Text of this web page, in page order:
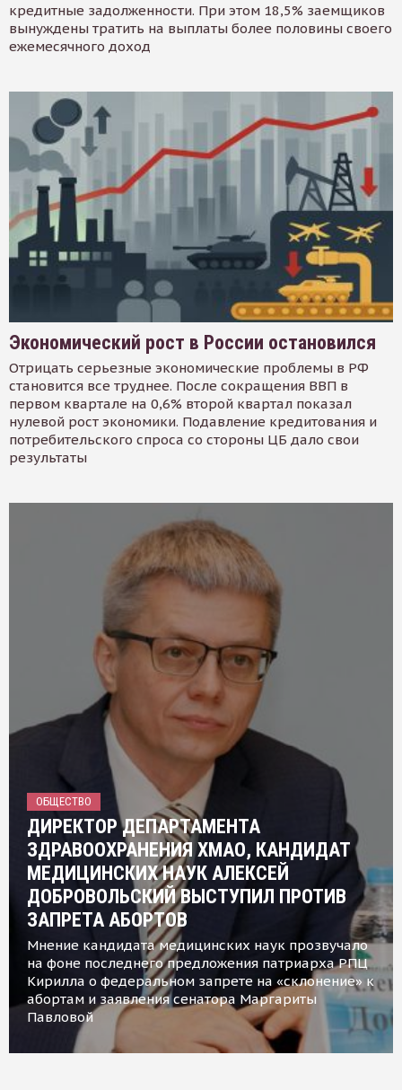
кредитные задолженности. При этом 18,5% заемщиков
вынуждены тратить на выплаты более половины своего
ежемесячного доход
Экономический рост в России остановился
Отрицать серьезные экономические проблемы в РФ
становится все труднее. После сокращения ВВП в
первом квартале на 0,6% второй квартал показал
нулевой рост экономики. Подавление кредитования и
потребительского спроса со стороны ЦБ дало свои
результаты
ОБЩЕСТВО
ДИРЕКТОР ДЕПАРТАМЕНТА
ЗДРАВООХРАНЕНИЯ ХМАО, КАНДИДАТ
МЕДИЦИНСКИХ НАУК АЛЕКСЕЙ
ДОБРОВОЛЬСКИЙ ВЫСТУПИЛ ПРОТИВ
ЗАПРЕТА АБОРТОВ
Мнение кандидата медицинских наук прозвучало
на фоне последнего предложения патриарха РПЦ
Кирилла о федеральном запрете на «склонение» к
абортам и заявления сенатора Маргариты
Павловой